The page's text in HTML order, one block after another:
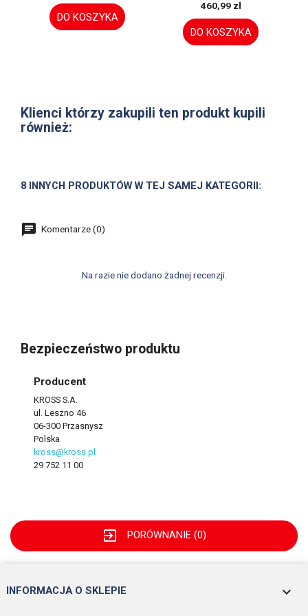
DO KOSZYKA
460,99 zł
DO KOSZYKA
Klienci którzy zakupili ten produkt kupili
również:
8 INNYCH PRODUKTÓW W TEJ SAMEJ KATEGORII:
Komentarze (0)
Na razie nie dodano żadnej recenzji.
Bezpieczeństwo produktu
Producent
KROSS S.A.
ul. Leszno 46
06-300 Przasnysz
Polska
kross@kross.pl
29 752 11 00
exit_to_app PORÓWNANIE (0)
INFORMACJA O SKLEPIE keyboard_arrow_down